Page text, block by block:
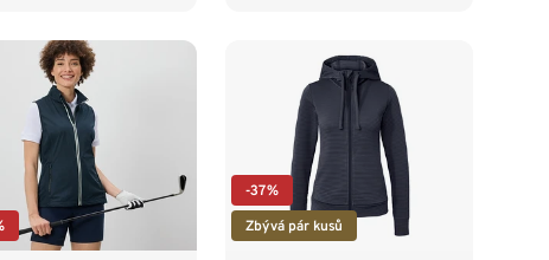
-37%
Zbývá pár kusů